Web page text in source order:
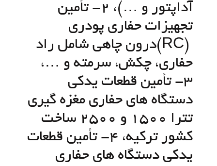
آداپتور و …)، 2- تأمین
تجهیزات حفاری پودری
(RC)درون چاهی شامل راد
حفاری، چکش، سرمته و …،
3- تأمین قطعات یدکی
دستگاه های حفاری مغزه گیری
تترا 1500 و 2500 ساخت
کشور ترکیه، 4- تأمین قطعات
یدکی دستگاه های حفاری